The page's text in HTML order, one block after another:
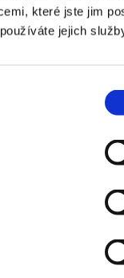
které jste jim
jejich
využít na